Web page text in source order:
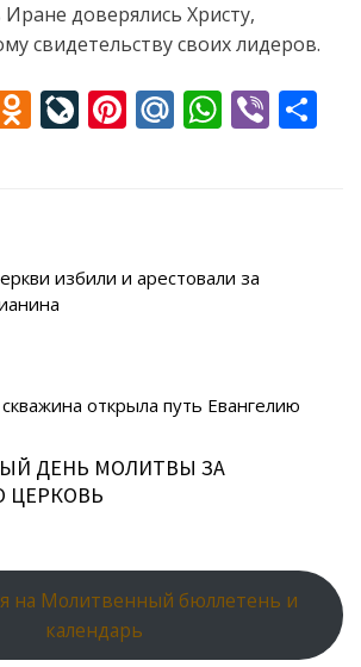
доверялись Христу,
свидетельству своих лидеров.
O
kl
as
ki
Li
u
r
Pi
st
M
u
W
A
p
Vi
избили и арестовали за
открыла путь Евангелию
ДЕНЬ МОЛИТВЫ ЗА
ЦЕРКОВЬ
на Молитвенный бюллетень и
календарь